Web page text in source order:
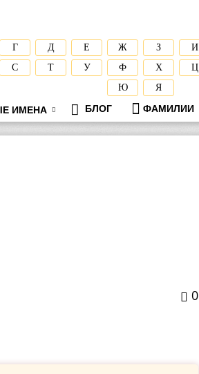
Г Д Е Ж З И
С Т У Ф Х Ц
Ю
Я
ИМЕНА БЛОГ ФАМИЛИИ
0